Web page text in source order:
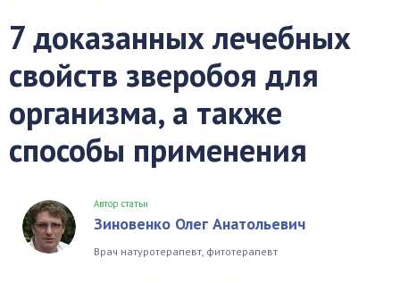
7 доказанных лечебных
свойств зверобоя для
организма, а также
способы применения
Автор статьи
Зиновенко Олег Анатольевич
Врач натуротерапевт, фитотерапевт